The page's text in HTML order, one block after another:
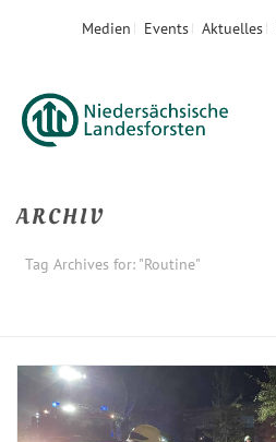
Medien Events Aktuelles
ARCHIV
Tag Archives for: "Routine"